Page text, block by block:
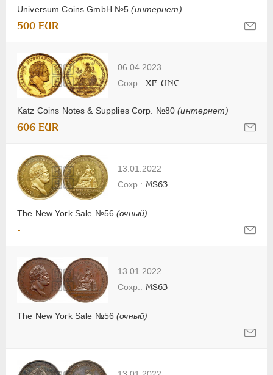
Universum Coins GmbH №5(интернет)
500 EUR
06.04.2023
Katz Coins Notes & Supplies Corp. №80(интернет)
XF-UNC
606 EUR
13.01.2022
The New York Sale №56(очный)
MS63
-
13.01.2022
The New York Sale №56(очный)
MS63
-